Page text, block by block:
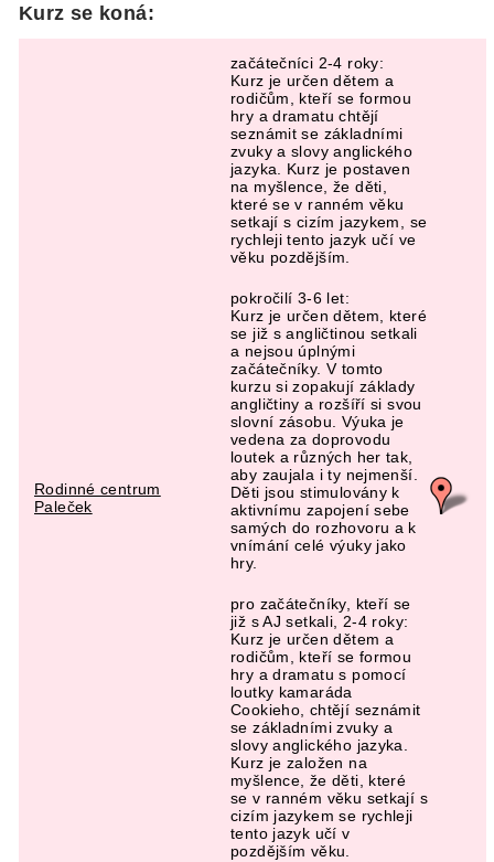
Kurz se koná:
Rodinné centrum
Paleček
začátečníci 2-4 roky:
Kurz je určen dětem a
rodičům, kteří se formou
hry a dramatu chtějí
seznámit se základními
zvuky a slovy anglického
jazyka. Kurz je postaven
na myšlence, že děti,
které se v ranném věku
setkají s cizím jazykem, se
rychleji tento jazyk učí ve
věku pozdějším.
pokročilí 3-6 let:
Kurz je určen dětem, které
se již s angličtinou setkali
a nejsou úplnými
začátečníky. V tomto
kurzu si zopakují základy
angličtiny a rozšíří si svou
slovní zásobu. Výuka je
vedena za doprovodu
loutek a různých her tak,
aby zaujala i ty nejmenší.
Děti jsou stimulovány k
aktivnímu zapojení sebe
samých do rozhovoru a k
vnímání celé výuky jako
hry.
pro začátečníky, kteří se
již s AJ setkali, 2-4 roky:
Kurz je určen dětem a
rodičům, kteří se formou
hry a dramatu s pomocí
loutky kamaráda
Cookieho, chtějí seznámit
se základními zvuky a
slovy anglického jazyka.
Kurz je založen na
myšlence, že děti, které
se v ranném věku setkají s
cizím jazykem se rychleji
tento jazyk učí v
pozdějším věku.